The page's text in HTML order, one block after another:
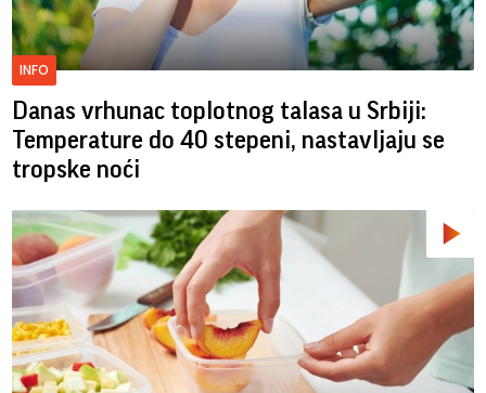
INFO
Danas vrhunac toplotnog talasa u Srbiji:
Temperature do 40 stepeni, nastavljaju se
tropske noći